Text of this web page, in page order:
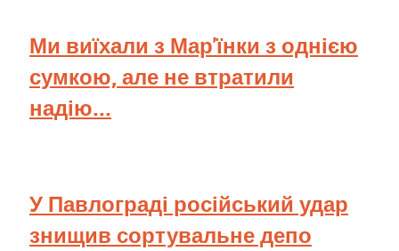
Ми виїхали з Мар'їнки з однією
сумкою, але не втратили
надію...
У Павлограді російський удар
знищив сортувальне депо